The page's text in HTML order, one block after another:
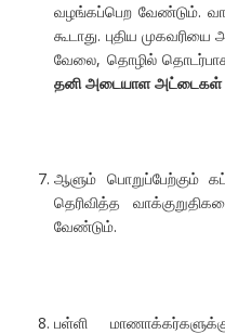
வழங்கப்பெற வேண்டும்.
கூடாது. புதிய
வேலை, தொழில்
தனி அடையாள அட்டைகள்
ஆளும் பொறுப்பேற்கும்
தெரிவித்த
வேண்டும்.
பள்ளி